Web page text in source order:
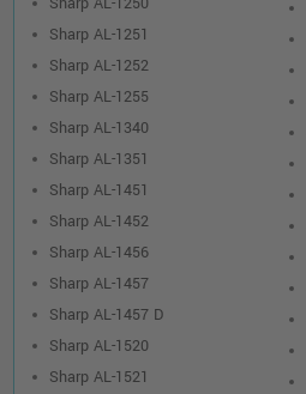
Sharp AL-1251
Sharp AL-1252
Sharp AL-1255
Sharp AL-1340
Sharp AL-1351
Sharp AL-1451
Sharp AL-1452
Sharp AL-1456
Sharp AL-1457
Sharp AL-1457 D
Sharp AL-1520
Sharp AL-1521